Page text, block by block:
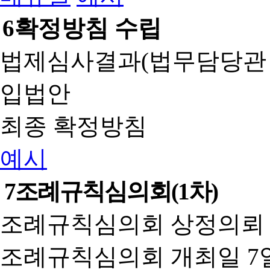
6확정방침 수립
법제심사결과(법무담당
입법안
최종 확정방침
예시
7조례규칙심의회(1차)
조례규칙심의회 상정의
조례규칙심의회 개최일 7